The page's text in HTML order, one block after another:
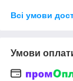
Всі умови
Умови